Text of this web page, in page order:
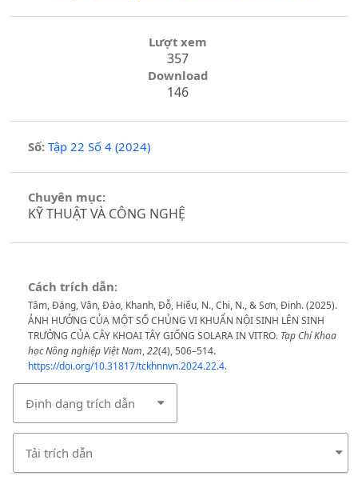
Lượt xem
357
Download
146
Số: Tập 22 Số 4 (2024)
Chuyên mục:
KỸ THUẬT VÀ CÔNG NGHỆ
Cách trích dẫn:
Tâm, Đặng, Vân, Đào, Khanh, Đỗ, Hiếu, N., Chi, N., & Sơn, Đinh. (2025).
ẢNH HƯỞNG CỦA MỘT SỐ CHỦNG VI KHUẨN NỘI SINH LÊN SINH
TRƯỞNG CỦA CÂY KHOAI TÂY GIỐNG SOLARA IN VITRO. Tạp Chí Khoa
học Nông nghiệp Việt Nam,22(4), 506–514.
https://doi.org/10.31817/tckhnnvn.2024.22.4.
Định dạng trích dẫn
Tải trích dẫn